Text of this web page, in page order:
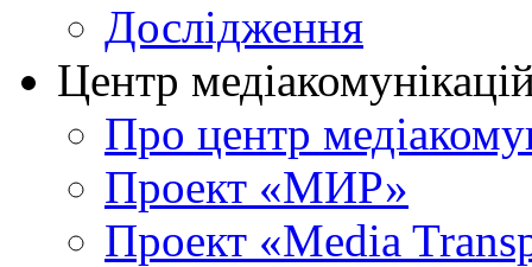
Дослідження
Центр
Про центр
Проект «МИР»
Проект «Media